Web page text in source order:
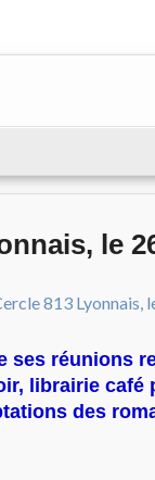
le
ses réunions
librairie café
des